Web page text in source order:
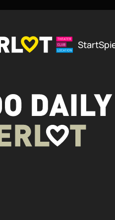
Start